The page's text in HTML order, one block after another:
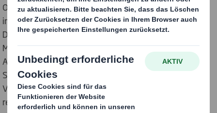
Optik, Gesamtauftritt und Handhabung. Mit ihren
innovativen, außergewöhnlichen Designs sind die
Displays echte Hingucker – und setzen die jeweiligen
Marken im Handel aufmerksamkeitsstark in Szene.
Auch in Sachen Nachhaltigkeit können die
Siegerdisplays von DS Smith punkten: Nach
Verwendung sind sie vollständig im Altpapier
recycelbar.